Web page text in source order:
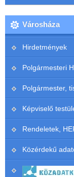
Városháza
Hirdetmények
Polgármesteri
Polgármester,
Képviselő
Rendeletek,
Közérdekű